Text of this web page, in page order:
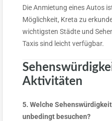
Die Anmietung eines Autos
Möglichkeit, Kreta zu
wichtigsten Städte und
Taxis sind leicht verfügbar.
Aktivitäten
5. Welche
unbedingt besuchen?